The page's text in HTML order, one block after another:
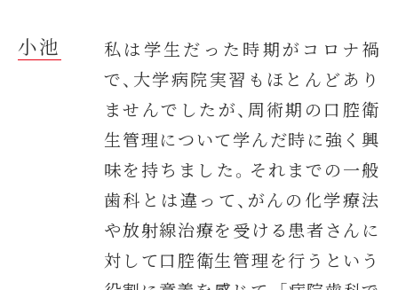
小池
私は学生だった時期がコロナ禍
で、大学病院実習もほとんどあり
ませんでしたが、周術期の口腔衛
生管理について学んだ時に強く興
味を持ちました。それまでの一般
歯科とは違って、がんの化学療法
や放射線治療を受ける患者さんに
対して口腔衛生管理を行うという